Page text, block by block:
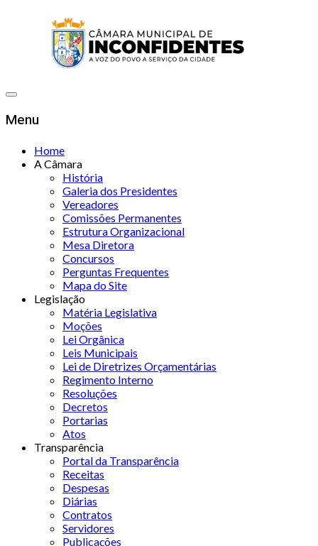
Menu
Home
A Câmara
História
Galeria dos Presidentes
Vereadores
Comissões Permanentes
Estrutura Organizacional
Mesa Diretora
Concursos
Perguntas Frequentes
Mapa do Site
Legislação
Matéria Legislativa
Moções
Lei Orgânica
Leis Municipais
Lei de Diretrizes Orçamentárias
Regimento Interno
Resoluções
Decretos
Portarias
Atos
Transparência
Portal da Transparência
Receitas
Despesas
Diárias
Contratos
Servidores
Publicações